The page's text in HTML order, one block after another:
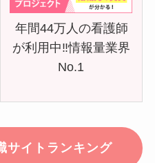
年間44万人の看護師
が利用中‼情報量業界
No.1
サイトランキング